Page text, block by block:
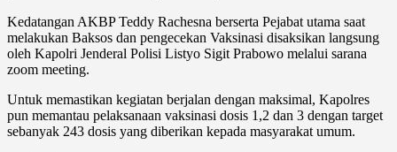
Kedatangan AKBP Teddy Rachesna berserta Pejabat utama saat
melakukan Baksos dan pengecekan Vaksinasi disaksikan langsung
oleh Kapolri Jenderal Polisi Listyo Sigit Prabowo melalui sarana
zoom meeting.
Untuk memastikan kegiatan berjalan dengan maksimal, Kapolres
pun memantau pelaksanaan vaksinasi dosis 1,2 dan 3 dengan target
sebanyak 243 dosis yang diberikan kepada masyarakat umum.